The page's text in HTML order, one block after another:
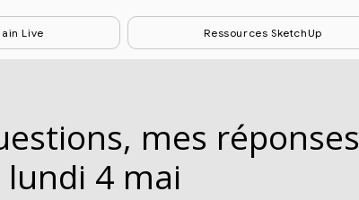
Live Ressources SketchUp
mes réponses
4 mai